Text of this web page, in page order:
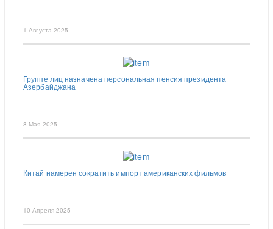
1 Августа 2025
Группе лиц назначена персональная пенсия президента
Азербайджана
8 Мая 2025
Китай намерен сократить импорт американских фильмов
10 Апреля 2025